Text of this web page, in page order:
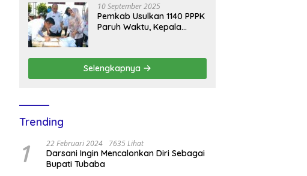
10 September 2025
Pemkab Usulkan 1140 PPPK
Paruh Waktu, Kepala
Selengkapnya
Trending
1 22 Februari 2024 7635 Lihat
Darsani Ingin Mencalonkan Diri Sebagai
Bupati Tubaba